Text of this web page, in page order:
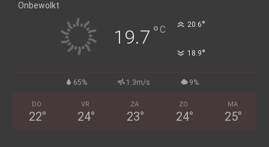
Onbewolkt
19.7 °C 20.6°
18.9°
65% 1.3m/s 9%
DO
22°
VR
24°
ZA
23°
ZO
24°
MA
25°